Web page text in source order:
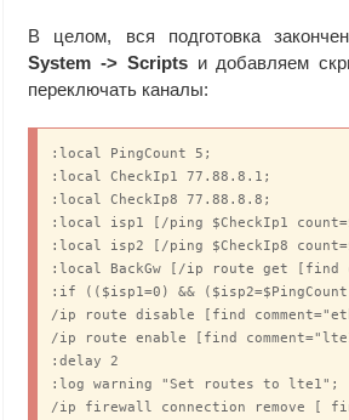
В целом, вся подготовка
System -> Scriptsи добавляем
переключать каналы:
:local PingCount 5;
:local CheckIp1 77.88.8.1;
:local CheckIp8 77.88.8.8;
:local isp1 [/ping $CheckIp1
:local isp2 [/ping $CheckIp8
:local BackGw [/ip route get [find
:if (($isp1=0) &&
/ip route disable [find
/ip route enable [find
:delay 2
:log warning "Set routes to lte1";
/ip firewall connection remove [